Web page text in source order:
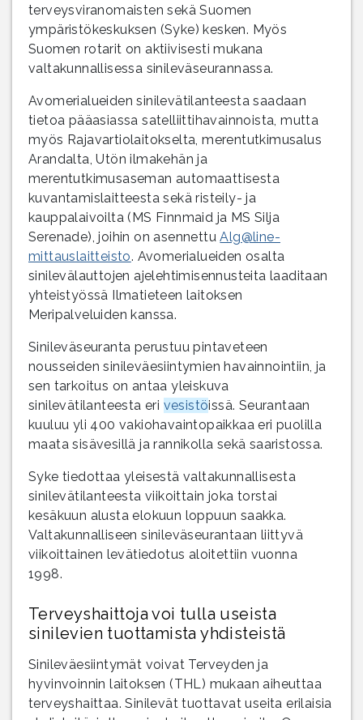
terveysviranomaisten sekä Suomen
ympäristökeskuksen (Syke) kesken. Myös
Suomen rotarit on aktiivisesti mukana
valtakunnallisessa sinileväseurannassa.
Avomerialueiden sinilevätilanteesta saadaan
tietoa pääasiassa satelliittihavainnoista, mutta
myös Rajavartiolaitokselta, merentutkimusalus
Arandalta, Utön ilmakehän ja
merentutkimusaseman automaattisesta
kuvantamislaitteesta sekä risteily- ja
kauppalaivoilta (MS Finnmaid ja MS Silja
Serenade), joihin on asennettuAlg@line-
mittauslaitteisto. Avomerialueiden osalta
sinilevälauttojen ajelehtimisennusteita laaditaan
yhteistyössä Ilmatieteen laitoksen
Meripalveluiden kanssa.
Sinileväseuranta perustuu pintaveteen
nousseiden sinileväesiintymien havainnointiin, ja
sen tarkoitus on antaa yleiskuva
sinilevätilanteesta eri vesistöissä. Seurantaan
kuuluu yli 400 vakiohavaintopaikkaa eri puolilla
maata sisävesillä ja rannikolla sekä saaristossa.
Syke tiedottaa yleisestä valtakunnallisesta
sinilevätilanteesta viikoittain joka torstai
kesäkuun alusta elokuun loppuun saakka.
Valtakunnalliseen sinileväseurantaan liittyvä
viikoittainen levätiedotus aloitettiin vuonna
1998.
Terveyshaittoja voi tulla useista
sinilevien tuottamista yhdisteistä
Sinileväesiintymät voivat Terveyden ja
hyvinvoinnin laitoksen (THL) mukaan aiheuttaa
terveyshaittaa. Sinilevät tuottavat useita erilaisia